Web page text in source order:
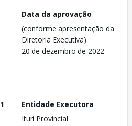
Data da aprovação
(conforme apresentação da
Diretoria Executiva)
20 de dezembro de 2022
1
Entidade Executora
Ituri Provincial